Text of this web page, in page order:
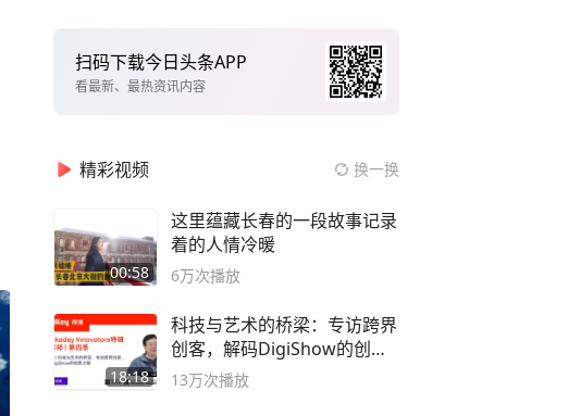
扫码下载今日头条APP
看最新、最热资讯内容
精彩视频 换一换
00:58
这里蕴藏长春的一段故事记录
着的人情冷暖
6万次播放
18:18
科技与艺术的桥梁：专访跨界
创客，解码DigiShow的创新
之路
13万次播放